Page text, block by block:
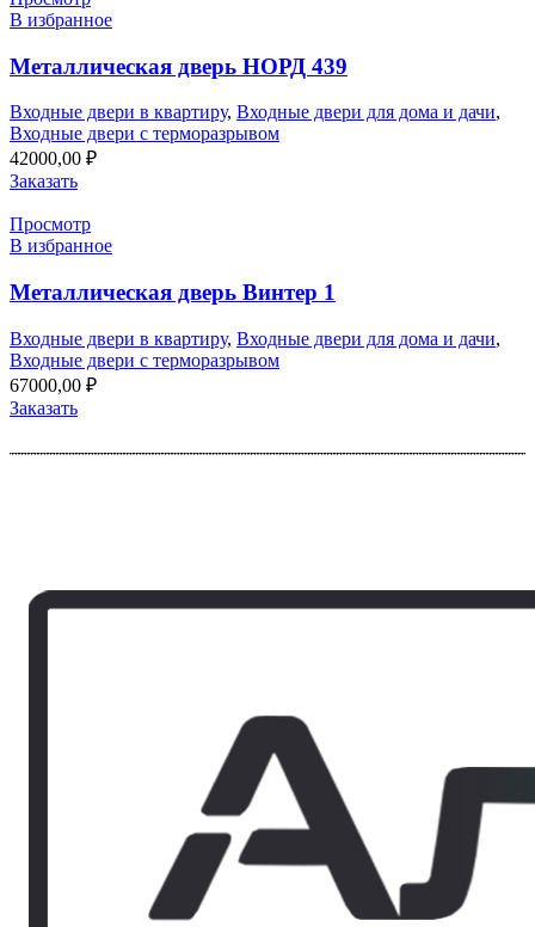
В избранное
Металлическая дверь НОРД 439
Входные двери в квартиру, Входные двери для дома и дачи,
Входные двери с терморазрывом
42000,00 ₽
Заказать
Просмотр
В избранное
Металлическая дверь Винтер 1
Входные двери в квартиру, Входные двери для дома и дачи,
Входные двери с терморазрывом
67000,00 ₽
Заказать